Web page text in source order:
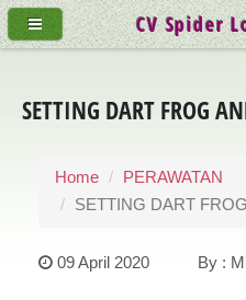
SETTING DART FROG
Home
PERAWATAN
SETTING DART
09 April 2020 By :
CV Spider